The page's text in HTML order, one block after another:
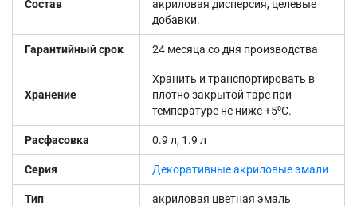
Состав
акриловая дисперсия, целевые
добавки.
Гарантийный срок 24 месяца со дня производства
Хранение
Хранить и транспортировать в
плотно закрытой таре при
температуре не ниже +5⁰С.
Расфасовка 0.9 л, 1.9 л
Серия Декоративные акриловые эмали
Тип акриловая цветная эмаль